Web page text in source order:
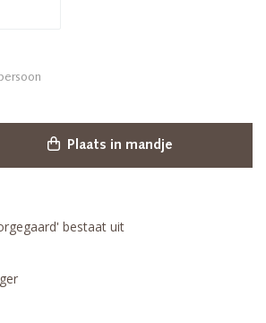
bestaat uit
Plaats in mandje